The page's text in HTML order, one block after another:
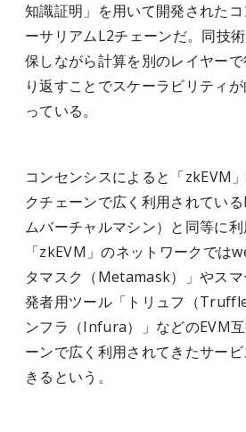
知識証明」を用いて開発された
ーサリアムL2チェーンだ。同技
保しながら計算を別のレイヤー
り返すことでスケーラビリティ
っている。
コンセンシスによると「zkEVM
クチェーンで広く利用されてい
ムバーチャルマシン）と同等に利
「zkEVM」のネットワークでは
タマスク（Metamask）」やス
発者用ツール「トリュフ（
ンフラ（Infura）」などのEVM
ーンで広く利用されてきたサー
きるという。